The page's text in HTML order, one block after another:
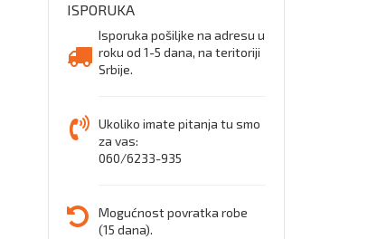
ISPORUKA
Isporuka pošiljke na adresu u
roku od 1-5 dana, na teritoriji
Srbije.
Ukoliko imate pitanja tu smo
za vas:
060/6233-935
Mogućnost povratka robe
(15 dana).